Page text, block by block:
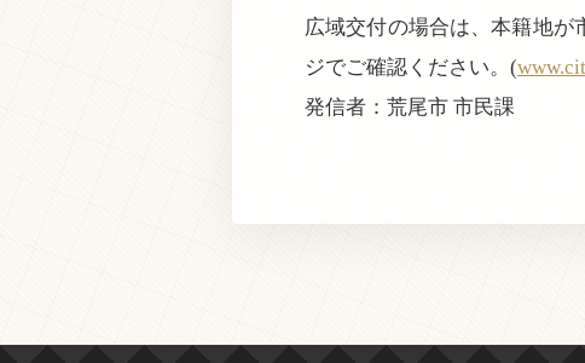
広域交付の場合は、本籍地
ジでご確認ください。(
発信者：荒尾市 市民課